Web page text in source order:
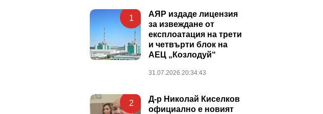
1
АЯР издаде лицензия
за извеждане от
експлоатация на трети
и четвърти блок на
АЕЦ „Козлодуй“
31.07.2026 20:34:43
2
Д-р Николай Киселков
официално е новият